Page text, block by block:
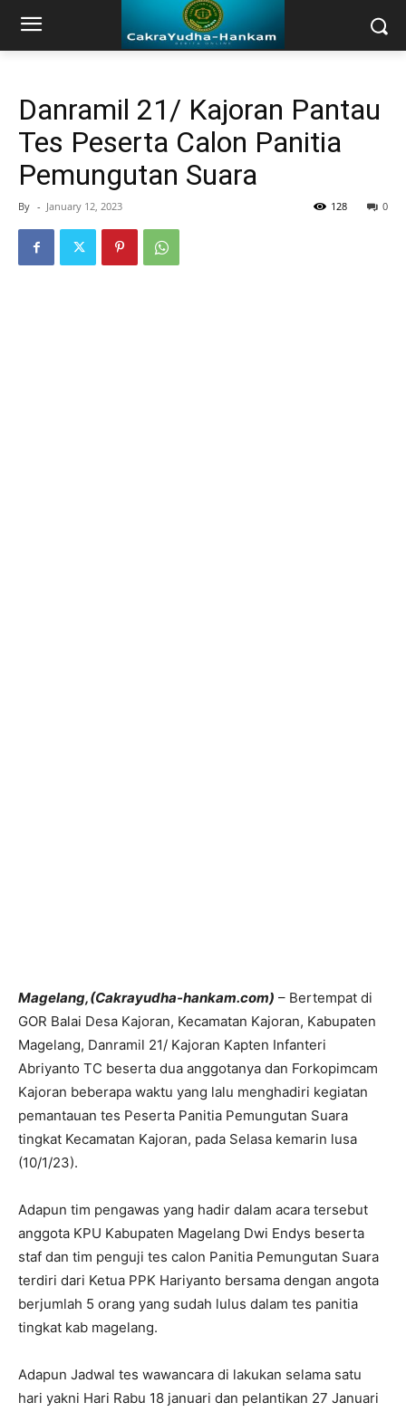
Danramil 21/ Kajoran Pantau
Tes Peserta Calon Panitia
Pemungutan Suara
By - January 12, 2023 0
128
Magelang,(Cakrayudha-hankam.com) – Bertempat di
GOR Balai Desa Kajoran, Kecamatan Kajoran, Kabupaten
Magelang, Danramil 21/ Kajoran Kapten Infanteri
Abriyanto TC beserta dua anggotanya dan Forkopimcam
Kajoran beberapa waktu yang lalu menghadiri kegiatan
pemantauan tes Peserta Panitia Pemungutan Suara
tingkat Kecamatan Kajoran, pada Selasa kemarin lusa
(10/1/23).
Adapun tim pengawas yang hadir dalam acara tersebut
anggota KPU Kabupaten Magelang Dwi Endys beserta
staf dan tim penguji tes calon Panitia Pemungutan Suara
terdiri dari Ketua PPK Hariyanto bersama dengan angota
berjumlah 5 orang yang sudah lulus dalam tes panitia
tingkat kab magelang.
Adapun Jadwal tes wawancara di lakukan selama satu
hari yakni Hari Rabu 18 januari dan pelantikan 27 Januari